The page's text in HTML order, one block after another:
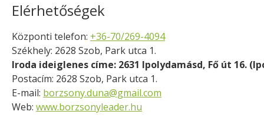
Elérhetőségek
Központi telefon: +36-70/269-4094
Székhely: 2628 Szob, Park utca 1.
Iroda ideiglenes címe: 2631 Ipolydamásd, Fő út 16.
Postacím: 2628 Szob, Park utca 1.
E-mail: borzsony.duna@gmail.com
Web: www.borzsonyleader.hu